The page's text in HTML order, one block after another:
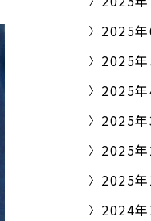
2025
2025
2025
2025
2025
2025
2024